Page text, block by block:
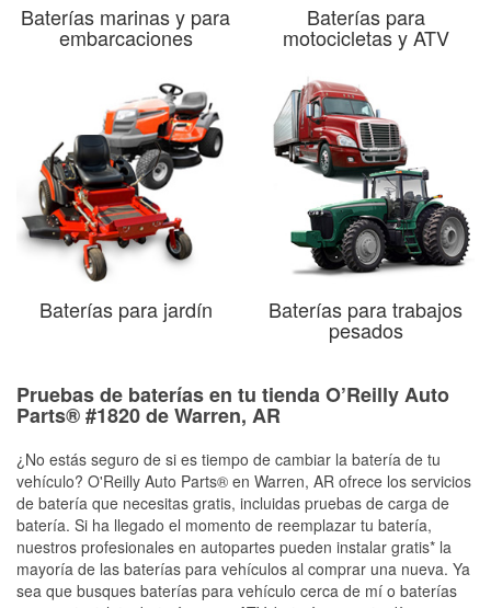
Baterías marinas y para
embarcaciones
Baterías para
motocicletas y ATV
Baterías para jardín Baterías para trabajos
pesados
Pruebas de baterías en tu tienda O’Reilly Auto
Parts® #1820 de Warren, AR
¿No estás seguro de si es tiempo de cambiar la batería de tu
vehículo? O'Reilly Auto Parts® en Warren, AR ofrece los servicios
de batería que necesitas gratis, incluidas pruebas de carga de
batería. Si ha llegado el momento de reemplazar tu batería,
nuestros profesionales en autopartes pueden instalar gratis* la
mayoría de las baterías para vehículos al comprar una nueva. Ya
sea que busques baterías para vehículo cerca de mí o baterías